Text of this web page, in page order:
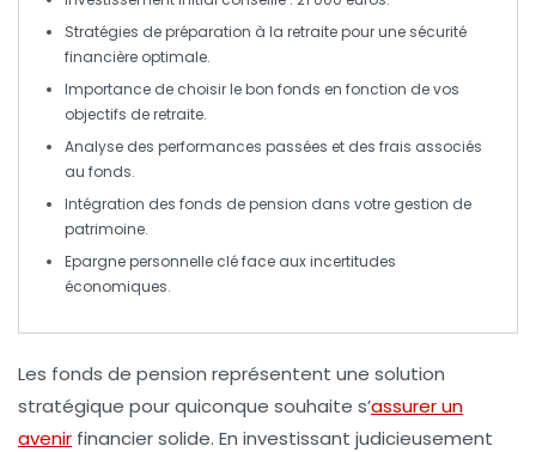
Stratégies de préparation à la retraite pour une sécurité
financière optimale.
Importance de choisir le bon fonds en fonction de vos
objectifs de retraite.
Analyse des performances passées et des frais associés
au fonds.
Intégration des fonds de pension dans votre gestion de
patrimoine.
Epargne personnelle clé face aux incertitudes
économiques.
Les fonds de pension représentent une solution
stratégique pour quiconque souhaite s’assurer un
avenir financiersolide. En investissant judicieusement